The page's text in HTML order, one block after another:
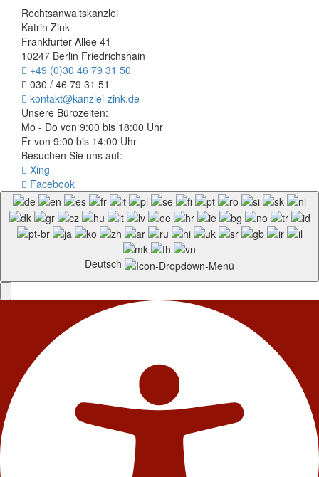
Rechtsanwaltskanzlei
Katrin Zink
Frankfurter Allee 41
10247 Berlin Friedrichshain
+49 (0)30 46 79 31 50
030 / 46 79 31 51
kontakt@kanzlei-zink.de
Unsere Bürozeiten:
Mo - Do von 9:00 bis 18:00 Uhr
Fr von 9:00 bis 14:00 Uhr
Besuchen Sie uns auf:
Xing
Facebook
Deutsch